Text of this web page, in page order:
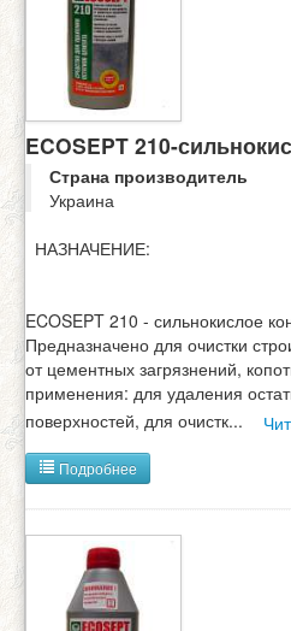
ECOSEPT 210-
Страна производитель
Украина
НАЗНАЧЕНИЕ:
ECOSEPT 210 - сильнокислое
Предназначено для очистки
от цементных загрязнений,
применения: для удаления
поверхностей, для очистк...
Подробнее